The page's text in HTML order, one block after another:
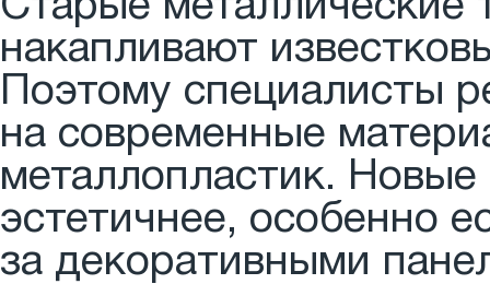
накапливают
Поэтому специалисты
на современные
металлопластик.
эстетичнее, особенно
за декоративными